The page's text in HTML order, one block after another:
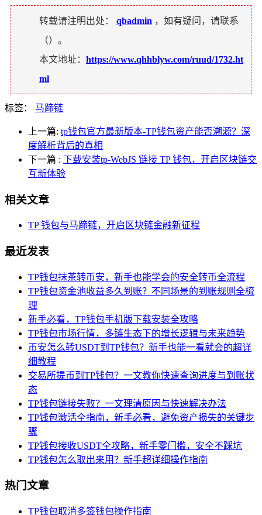
转载请注明出处： qbadmin ，如有疑问，请联系
（）。
本文地址： https://www.qhhblyw.com/ruud/1732.ht
ml
标签： 马蹄链
上一篇: tp钱包官方最新版本-TP钱包资产能否溯源？深
度解析背后的真相
下一篇 : 下载安装tp-WebJS 链接 TP 钱包，开启区块链交
互新体验
相关文章
TP 钱包与马蹄链，开启区块链金融新征程
最近发表
TP钱包抹茶转币安，新手也能学会的安全转币全流程
TP钱包资金池收益多久到账？不同场景的到账规则全梳
理
新手必看，TP钱包手机版下载安装全攻略
TP钱包市场行情，多链生态下的增长逻辑与未来趋势
币安怎么转USDT到TP钱包？新手也能一看就会的超详
细教程
交易所提币到TP钱包？一文教你快速查询进度与到账状
态
TP钱包链接失败？一文理清原因与快速解决办法
TP钱包激活全指南，新手必看，避免资产损失的关键步
骤
TP钱包接收USDT全攻略，新手零门槛，安全不踩坑
TP钱包怎么取出来用？新手超详细操作指南
热门文章
TP钱包取消多签钱包操作指南